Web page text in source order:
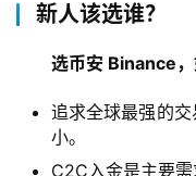
新人该选谁？
选币安 Binance
追求全球最强的
小。
C2C入金是主要需